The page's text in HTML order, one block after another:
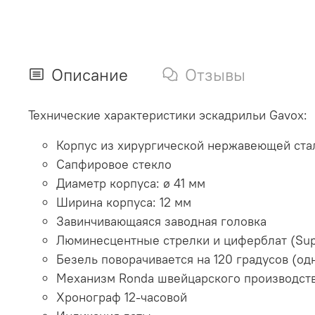
Описание Отзывы
Технические характеристики эскадрильи Gavox:
Корпус из хирургической нержавеющей
Сапфировое стекло
Диаметр корпуса: ø 41 мм
Ширина корпуса: 12 мм
Завинчивающаяся заводная головка
Люминесцентные стрелки и циферблат (
Безель поворачивается на 120 градусов
Механизм Ronda швейцарского
Хронограф 12-часовой